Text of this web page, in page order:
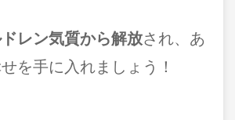
レン気質から解放され、あ
を手に入れましょう！